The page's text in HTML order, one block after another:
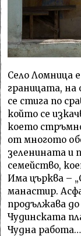
Село Ломница
границата, на
се стига по
който се
което стръмно
от многото
зеленината и
семейство,
Има църква –
манастир.
продължава
Чудинската
Чудна работа…